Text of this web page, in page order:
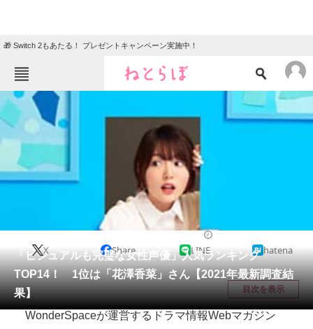
🎁 Switch 2もあたる！ プレゼントキャンペーン実施中！
ねとらぼメニュー
TOP ニュース
エンタメ クイズ
グルメ 地域
教育・育児
リサーチ
会員記事
メディア
注目記事を集めた総合ページ
「ビジュアルも完璧な女性声優」人気ランキング
TOP14！ 1位は「花澤香菜」さん【2021年最新調査結
果】
X Share LINE hatena
目次を表示
WonderSpaceが運営するドラマ情報Webマガジン